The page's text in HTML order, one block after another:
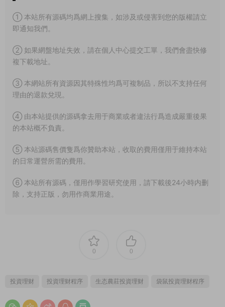
① 本站所有源碼均爲網上搜集，如涉及或侵害到您的版權請立
即通知我們。
② 如果網盤地址失效，請在個人中心提交工單，我們會盡快修
複下載地址。
③ 本網站所有資源因其特殊性均爲可複制品，所以不支持任何
理由的退款兌現。
④ 由本站提供的源碼拿去用于商業或者違法行爲造成嚴重後果
的本站概不負責。
⑤ 本站源碼售價隻爲你贊助本站，收取的費用僅用于維持本站
的日常運營所需的費用。
⑥ 本站所有源碼，僅用作學習研究使用，請下載後24小時内删
除，支持正版，勿用作商業用途。
0 0
投資理财 投資理财程序 生态農莊投資理财 袋鼠投資理财程序